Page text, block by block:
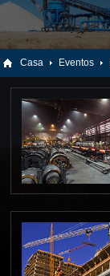
Casa Eventos